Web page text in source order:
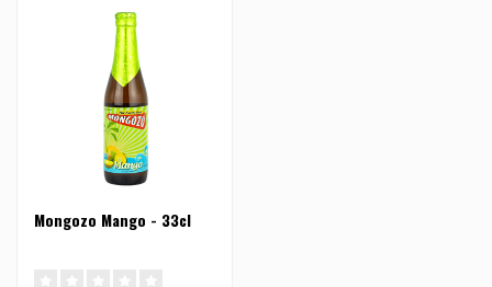
Mongozo Mango - 33cl